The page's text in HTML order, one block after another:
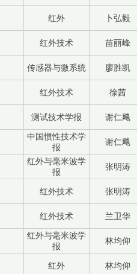
红外 卜弘毅
红外技术 苗丽峰
传感器与微系统 廖胜凯
红外技术 徐茜
测试技术学报 谢仁飚
中国惯性技术学
报
谢仁飚
红外与毫米波学
报
张明涛
红外技术 张明涛
红外技术 兰卫华
红外与毫米波学
报
林均仰
红外 林均仰